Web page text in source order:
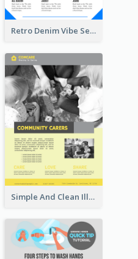
Retro Denim Vibe Seasonal Sale Poster Design
Simple And Clean Illuminating Community Poster Design